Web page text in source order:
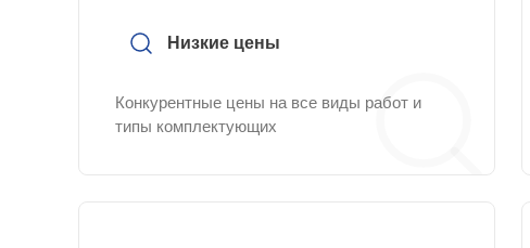
Низкие цены
Конкурентные цены на все виды работ и
типы комплектующих